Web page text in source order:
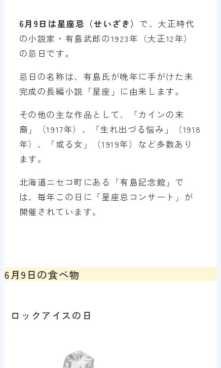
6月9日は星座忌（せいざき） で、大正時代
の小説家・有島武郎の1923年（大正12年）
の忌日です。
忌日の名称は、有島氏が晩年に手がけた未
完成の長編小説「星座」に由来します。
その他の主な作品として、「カインの末
裔」（1917年）、「生れ出づる悩み」（1918
年）、「或る女」（1919年）など多数あり
ます。
北海道ニセコ町にある「有島記念館」で
は、毎年この日に「星座忌コンサート」が
開催されています。
6月9日の食べ物
ロックアイスの日